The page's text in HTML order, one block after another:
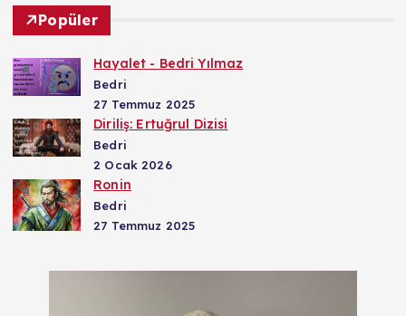
Popüler
Hayalet - Bedri Yılmaz
Bedri
27 Temmuz 2025
Diriliş: Ertuğrul Dizisi
Bedri
2 Ocak 2026
Ronin
Bedri
27 Temmuz 2025